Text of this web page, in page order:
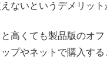
ないというデメリット
高くても製品版のオ
プやネットで購入する